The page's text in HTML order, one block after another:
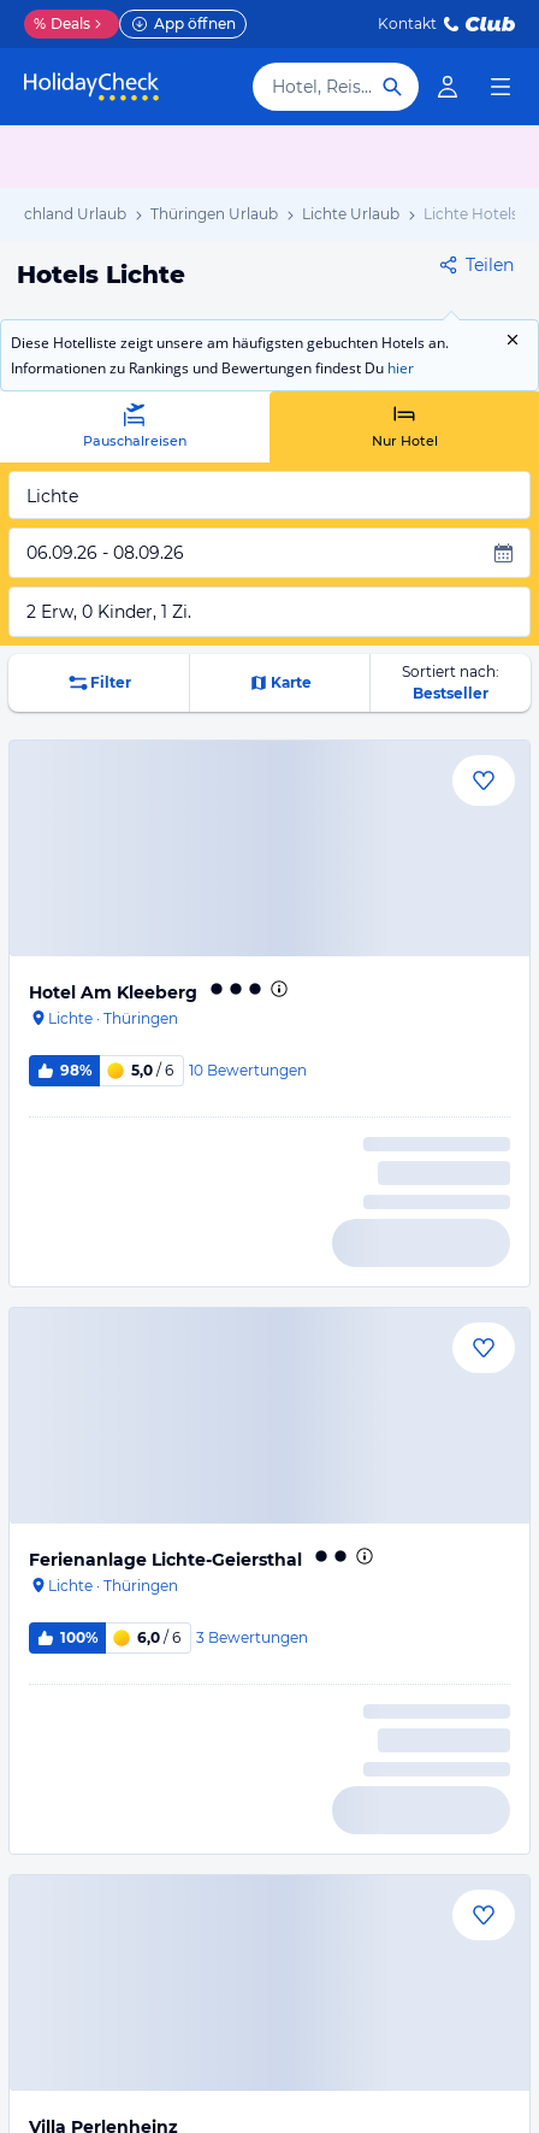
% Deals App öffnen Kontakt
Hotel, Reiseziel
Urlaub Thüringen Urlaub Lichte Urlaub Lichte Hotels
Hotels Lichte Teilen
Diese Hotelliste zeigt unsere am häufigsten gebuchten Hotels an.
Informationen zu Rankings und Bewertungen findest Du hier
Pauschalreisen Nur Hotel
Lichte
06.09.26 - 08.09.26
2 Erw, 0 Kinder, 1 Zi.
Filter Karte
Sortiert nach:
Bestseller
Hotel Am Kleeberg
Lichte · Thüringen
98% 5,0 / 6 10 Bewertungen
Ferienanlage Lichte-Geiersthal
Lichte · Thüringen
100% 6,0 / 6 3 Bewertungen
Villa Perlenheinz